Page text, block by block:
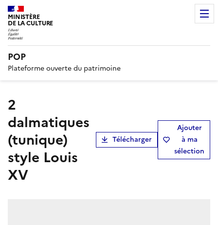
MINISTÈRE
DE LA CULTURE
POP
Plateforme ouverte du patrimoine
2
dalmatiques
(tunique)
style Louis
XV
Télécharger
Ajouter
à ma
sélection